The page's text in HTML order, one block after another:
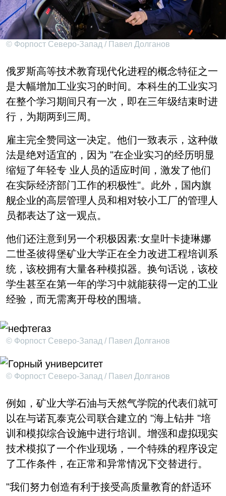
© Форпост Северо-Запад / Павел Долганов
俄罗斯高等技术教育现代化进程的概念特征之一
是大幅增加工业实习的时间。本科生的工业实习
在整个学习期间只有一次，即在三年级结束时进
行，为期两到三周。
雇主完全赞同这一决定。他们一致表示，这种做
法是绝对适宜的，因为 "在企业实习的经历明显
缩短了年轻专 业人员的适应时间，激发了他们
在实际经济部门工作的积极性"。此外，国内旗
舰企业的高层管理人员和相对较小工厂的管理人
员都表达了这一观点。
他们还注意到另一个积极因素:女皇叶卡捷琳娜
二世圣彼得堡矿业大学正在全力改进工程培训系
统，该校拥有大量各种模拟器。换句话说，该校
学生甚至在第一年的学习中就能获得一定的工业
经验，而无需离开母校的围墙。
© Форпост Северо-Запад / Павел Долганов
© Форпост Северо-Запад / Павел Долганов
例如，矿业大学石油与天然气学院的代表们就可
以在与诺瓦泰克公司联合建立的 "海上钻井 "培
训和模拟综合设施中进行培训。增强和虚拟现实
技术模拟了一个作业现场，一个特殊的程序设定
了工作条件，在正常和异常情况下交替进行。
"我们努力创造有利于接受高质量教育的舒适环